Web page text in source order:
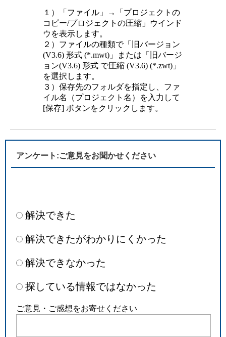
１）「ファイル」→「プロジェクトの
コピー/プロジェクトの圧縮」ウインド
ウを表示します。
２）ファイルの種類で「旧バージョン
(V3.6) 形式 (*.mwt)」または「旧バージ
ョン(V3.6) 形式 で圧縮 (V3.6) (*.zwt)」
を選択します。
３）保存先のフォルダを指定し、ファ
イル名（プロジェクト名）を入力して
[保存] ボタンをクリックします。
アンケート:ご意見をお聞かせください
解決できた
解決できたがわかりにくかった
解決できなかった
探している情報ではなかった
ご意見・ご感想をお寄せください